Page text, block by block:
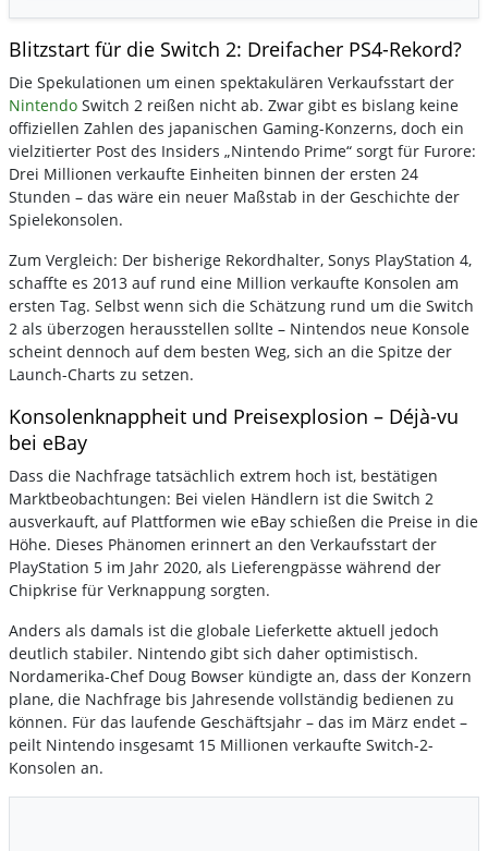
Blitzstart für die Switch 2: Dreifacher PS4-Rekord?
Die Spekulationen um einen spektakulären Verkaufsstart der
Nintendo Switch 2 reißen nicht ab. Zwar gibt es bislang keine
offiziellen Zahlen des japanischen Gaming-Konzerns, doch ein
vielzitierter Post des Insiders „Nintendo Prime“ sorgt für Furore:
Drei Millionen verkaufte Einheiten binnen der ersten 24
Stunden – das wäre ein neuer Maßstab in der Geschichte der
Spielekonsolen.
Zum Vergleich: Der bisherige Rekordhalter, Sonys PlayStation 4,
schaffte es 2013 auf rund eine Million verkaufte Konsolen am
ersten Tag. Selbst wenn sich die Schätzung rund um die Switch
2 als überzogen herausstellen sollte – Nintendos neue Konsole
scheint dennoch auf dem besten Weg, sich an die Spitze der
Launch-Charts zu setzen.
Konsolenknappheit und Preisexplosion – Déjà-vu
bei eBay
Dass die Nachfrage tatsächlich extrem hoch ist, bestätigen
Marktbeobachtungen: Bei vielen Händlern ist die Switch 2
ausverkauft, auf Plattformen wie eBay schießen die Preise in die
Höhe. Dieses Phänomen erinnert an den Verkaufsstart der
PlayStation 5 im Jahr 2020, als Lieferengpässe während der
Chipkrise für Verknappung sorgten.
Anders als damals ist die globale Lieferkette aktuell jedoch
deutlich stabiler. Nintendo gibt sich daher optimistisch.
Nordamerika-Chef Doug Bowser kündigte an, dass der Konzern
plane, die Nachfrage bis Jahresende vollständig bedienen zu
können. Für das laufende Geschäftsjahr – das im März endet –
peilt Nintendo insgesamt 15 Millionen verkaufte Switch-2-
Konsolen an.